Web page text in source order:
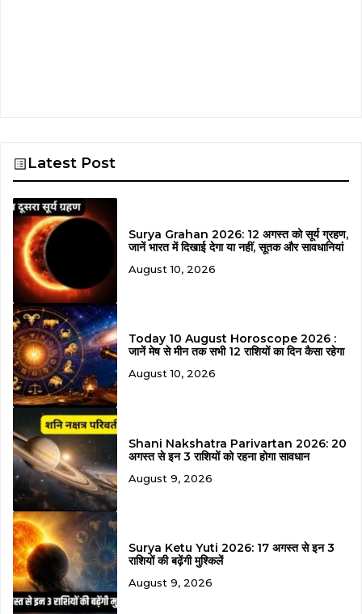
Latest Post
Surya Grahan 2026: 12 अगस्त को सूर्य ग्रहण,
जानें भारत में दिखाई देगा या नहीं, सूतक और सावधानियां
August 10, 2026
Today 10 August Horoscope 2026 :
जानें मेष से मीन तक सभी 12 राशियों का दिन कैसा रहेगा
August 10, 2026
Shani Nakshatra Parivartan 2026: 20
अगस्त से इन 3 राशियों को रहना होगा सावधान
August 9, 2026
Surya Ketu Yuti 2026: 17 अगस्त से इन 3
राशियों की बढ़ेंगी मुश्किलें
August 9, 2026